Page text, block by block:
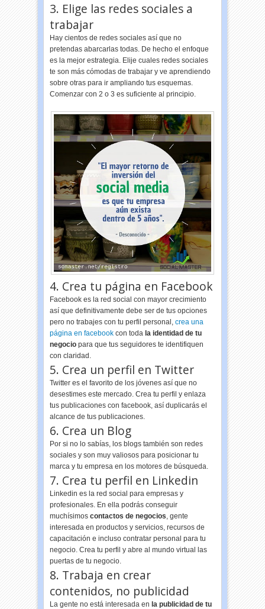
3. Elige las redes sociales a
trabajar
Hay cientos de redes sociales así que no
pretendas abarcarlas todas. De hecho el enfoque
es la mejor estrategia. Elije cuales redes sociales
te son más cómodas de trabajar y ve aprendiendo
sobre otras para ir ampliando tus esquemas.
Comenzar con 2 o 3 es suficiente al principio.
4. Crea tu página en Facebook
Facebook es la red social con mayor crecimiento
así que definitivamente debe ser de tus opciones
pero no trabajes con tu perfil personal,crea una
página en facebook con todala identidad de tu
negocio para que tus seguidores te identifiquen
con claridad.
5. Crea un perfil en Twitter
Twitter es el favorito de los jóvenes así que no
desestimes este mercado. Crea tu perfil y enlaza
tus publicaciones con facebook, así duplicarás el
alcance de tus publicaciones.
6. Crea un Blog
Por si no lo sabías, los blogs también son redes
sociales y son muy valiosos para posicionar tu
marca y tu empresa en los motores de búsqueda.
7. Crea tu perfil en Linkedin
Linkedin es la red social para empresas y
profesionales. En ella podrás conseguir
muchísimoscontactos de negocios , gente
interesada en productos y servicios, recursos de
capacitación e incluso contratar personal para tu
negocio. Crea tu perfil y abre al mundo virtual las
puertas de tu negocio.
8. Trabaja en crear
contenidos, no publicidad
La gente no está interesada enla publicidad de tu